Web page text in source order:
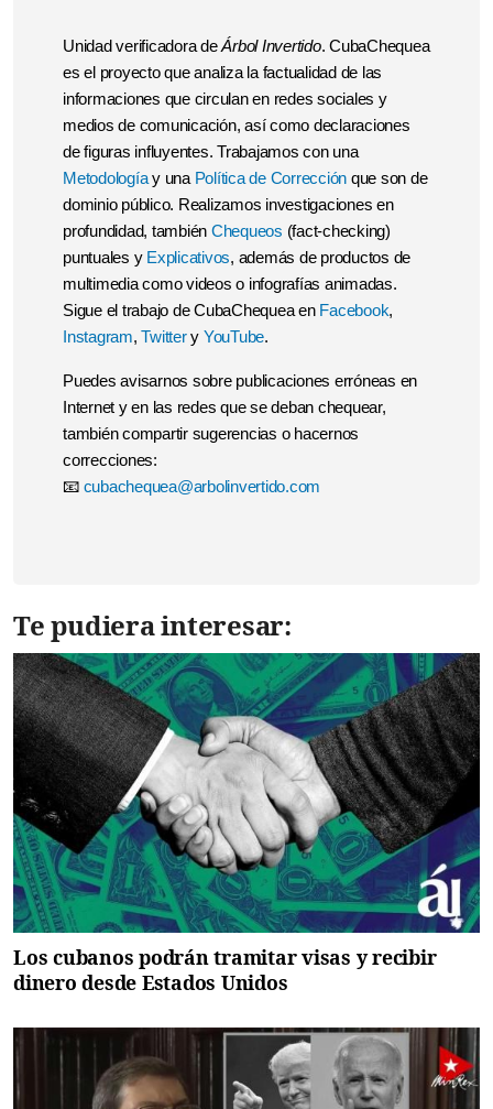
Unidad verificadora deÁrbol Invertido. CubaChequea
es el proyecto que analiza la factualidad de las
informaciones que circulan en redes sociales y
medios de comunicación, así como declaraciones
de figuras influyentes. Trabajamos con una
Metodologíay una Política de Corrección que son de
dominio público. Realizamos investigaciones en
profundidad, también Chequeos (fact-checking)
puntuales y Explicativos, además de productos de
multimedia como videos o infografías animadas.
Sigue el trabajo de CubaChequea en Facebook,
Instagram,Twittery YouTube.
Puedes avisarnos sobre publicaciones erróneas en
Internet y en las redes que se deban chequear,
también compartir sugerencias o hacernos
correcciones:
📧 cubachequea@arbolinvertido.com
Te pudiera interesar:
Los cubanos podrán tramitar visas y recibir
dinero desde Estados Unidos